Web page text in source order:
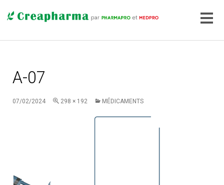
A-07
07/02/2024 298 × 192 MÉDICAMENTS